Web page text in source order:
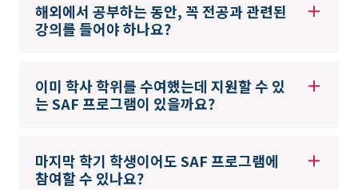
해외에서 공부하는 동안, 꼭 전공과 관련된
강의를 들어야 하나요?
이미 학사 학위를 수여했는데 지원할 수 있
는 SAF 프로그램이 있을까요?
마지막 학기 학생이어도 SAF 프로그램에
참여할 수 있나요?